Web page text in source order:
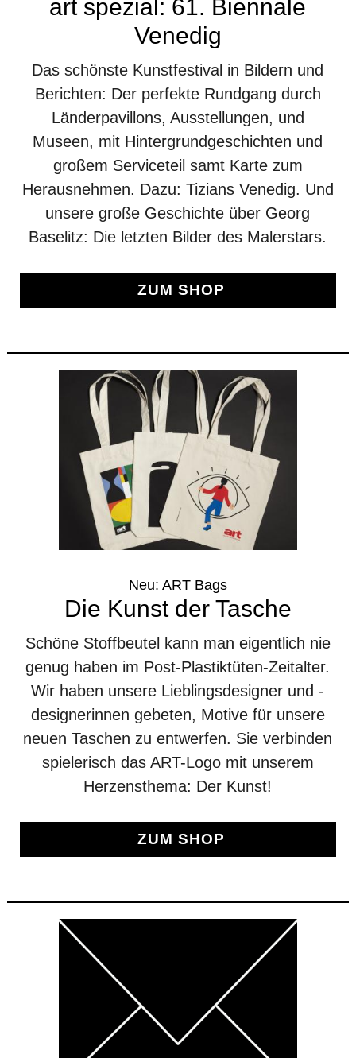
art spezial: 61. Biennale
Venedig
Das schönste Kunstfestival in Bildern und
Berichten: Der perfekte Rundgang durch
Länderpavillons, Ausstellungen, und
Museen, mit Hintergrundgeschichten und
großem Serviceteil samt Karte zum
Herausnehmen. Dazu: Tizians Venedig. Und
unsere große Geschichte über Georg
Baselitz: Die letzten Bilder des Malerstars.
ZUM SHOP
Neu: ART Bags
Die Kunst der Tasche
Schöne Stoffbeutel kann man eigentlich nie
genug haben im Post-Plastiktüten-Zeitalter.
Wir haben unsere Lieblingsdesigner und -
designerinnen gebeten, Motive für unsere
neuen Taschen zu entwerfen. Sie verbinden
spielerisch das ART-Logo mit unserem
Herzensthema: Der Kunst!
ZUM SHOP